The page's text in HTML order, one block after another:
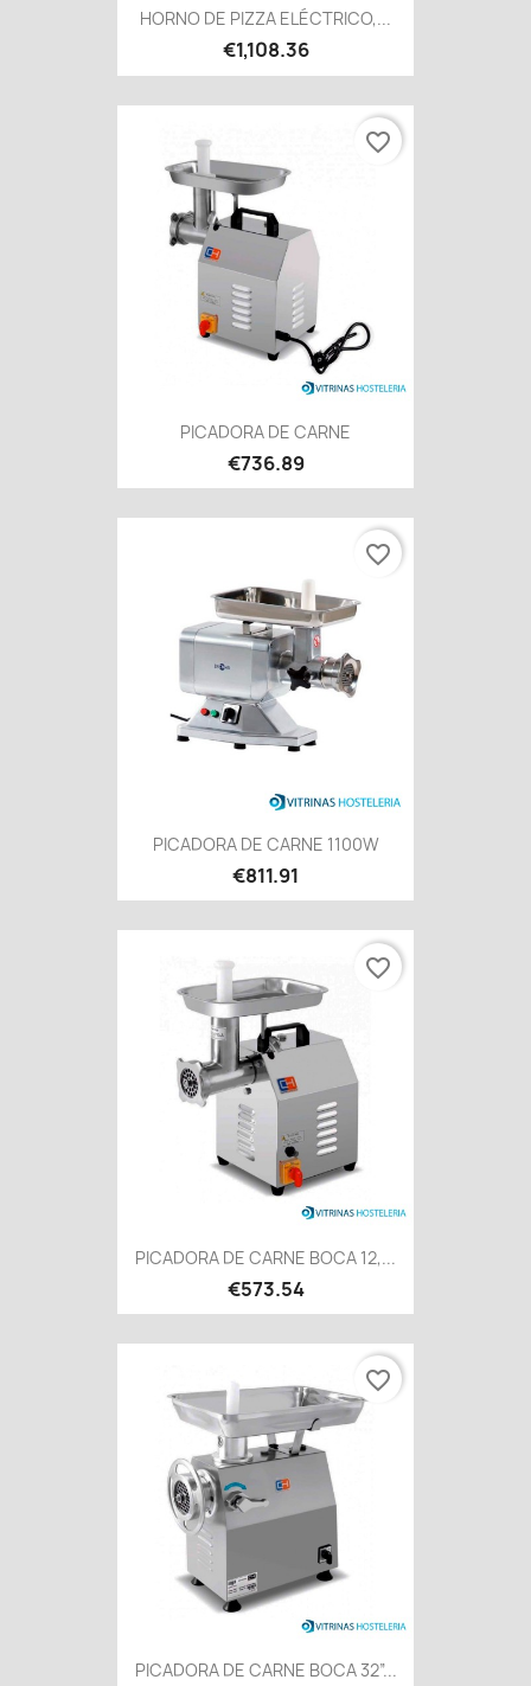
HORNO DE PIZZA ELÉCTRICO,...
€1,108.36
PICADORA DE CARNE
€736.89
favorite_border
PICADORA DE CARNE 1100W
€811.91
favorite_border
PICADORA DE CARNE BOCA 12,...
€573.54
favorite_border
PICADORA DE CARNE BOCA 32”...
favorite_border